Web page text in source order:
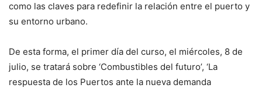
como las claves para redefinir la relación entre el puerto y
su entorno urbano.
De esta forma, el primer día del curso, el miércoles, 8 de
julio, se tratará sobre ‘Combustibles del futuro’, ‘La
respuesta de los Puertos ante la nueva demanda